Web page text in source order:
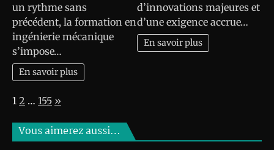
un rythme sans
précédent, la formation en
ingénierie mécanique
s’impose…
En savoir plus
d’innovations majeures et
d’une exigence accrue…
En savoir plus
Page:
1 2 … 155 Next
»
Vous aimerez aussi…